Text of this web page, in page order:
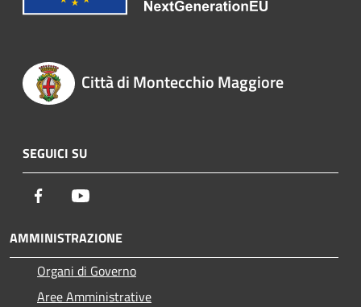
Città di Montecchio Maggiore
SEGUICI SU
Facebook
AMMINISTRAZIONE
Organi di Governo
Aree Amministrative